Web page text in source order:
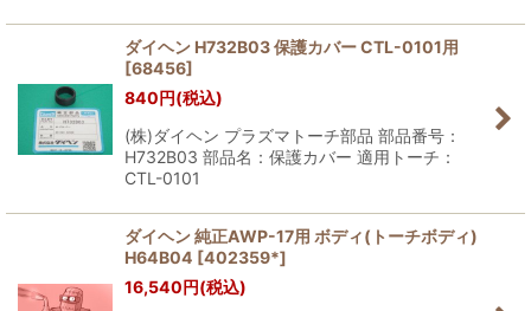
ダイヘン H732B03 保護カバー CTL-0101用
[68456]
840円(税込)
(株)ダイヘン プラズマトーチ部品 部品番号：
H732B03 部品名：保護カバー 適用トーチ：
CTL-0101
ダイヘン 純正AWP-17用 ボディ(トーチボディ)
H64B04 [402359*]
16,540円(税込)